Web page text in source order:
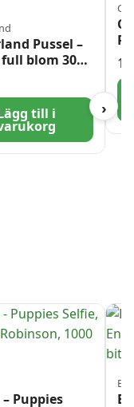
Pussel –
blom 3000
till i
›
Puppies